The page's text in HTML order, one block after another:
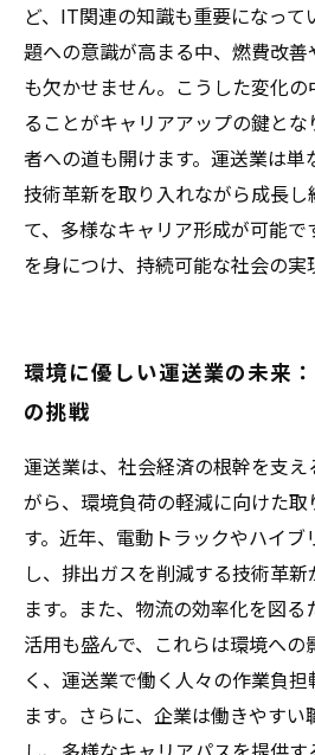
ど、IT関連の知識も重要になって
題への意識が高まる中、燃費改
も欠かせません。こうした変化
ることがキャリアアップの鍵と
者への道も開けます。運送業は単
技術革新を取り入れながら成長
て、多様なキャリア形成が可能で
を身につけ、持続可能な社会の実
環境に優しい運送業の未来
の挑戦
運送業は、社会経済の根幹を支
がら、環境負荷の軽減に向けた
す。近年、電動トラックやハイ
し、排出ガスを削減する技術革
ます。また、物流の効率化を図
活用も盛んで、これらは環境へ
く、運送業で働く人々の作業負
ます。さらに、企業は働きやす